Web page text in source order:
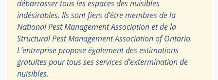
débarrasser tous les espaces des nuisibles
indésirables. Ils sont fiers d’être membres de la
National Pest Management Association et de la
Structural Pest Management Association of Ontario.
L’entreprise propose également des estimations
gratuites pour tous ses services d’extermination de
nuisibles.